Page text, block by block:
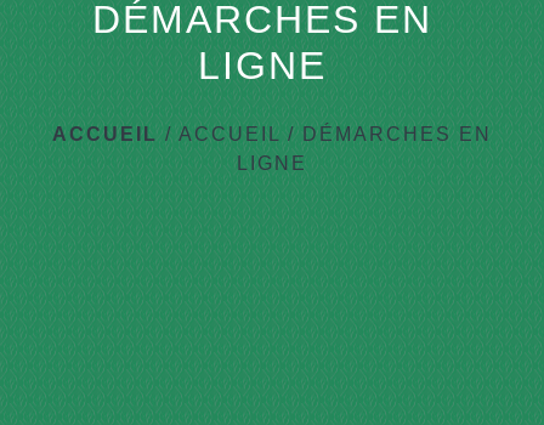
DÉMARCHES EN
LIGNE
ACCUEIL/ACCUEIL / DÉMARCHES EN
LIGNE